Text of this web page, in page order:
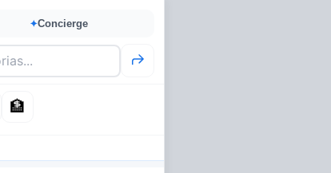
✦Concierge
🏦